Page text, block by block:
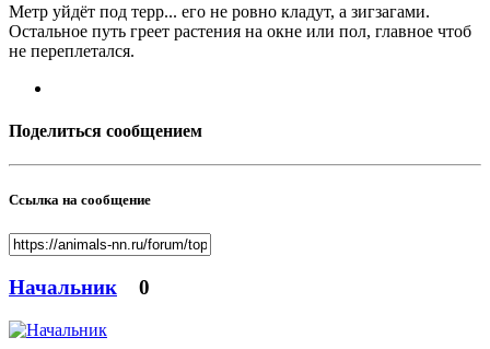
Метр уйдёт под терр... его не ровно кладут, а зигзагами.
Остальное путь греет растения на окне или пол, главное чтоб
не переплетался.
Поделиться сообщением
Ссылка на сообщение
Начальник 0